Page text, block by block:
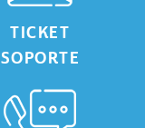
TICKET
SOPORTE